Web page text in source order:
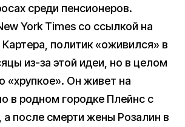
среди пенсионеров.
York Times со ссылкой на
Картера, политик «оживился» в
из-за этой идеи, но в целом
«хрупкое». Он живет на
в родном городке Плейнс с
после смерти жены Розалин в